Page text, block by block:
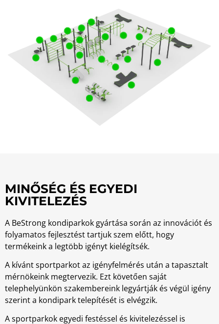
MINŐSÉG ÉS EGYEDI
KIVITELEZÉS
A BeStrong kondiparkok gyártása során az innovációt és
folyamatos fejlesztést tartjuk szem előtt, hogy
termékeink a legtöbb igényt kielégítsék.
A kívánt sportparkot az igényfelmérés után a tapasztalt
mérnökeink megtervezik. Ezt követően saját
telephelyünkön szakembereink legyártják és végül igény
szerint a kondipark telepítését is elvégzik.
A sportparkok egyedi festéssel és kivitelezéssel is